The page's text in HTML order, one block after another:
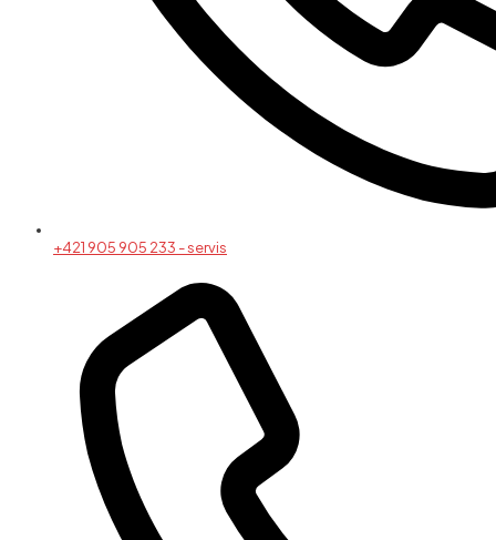
+421 905 905 233 - servis